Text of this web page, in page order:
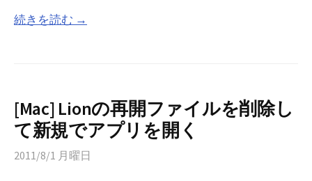
続きを読む →
[Mac] Lionの再開ファイルを削除し
て新規でアプリを開く
2011/8/1 月曜日